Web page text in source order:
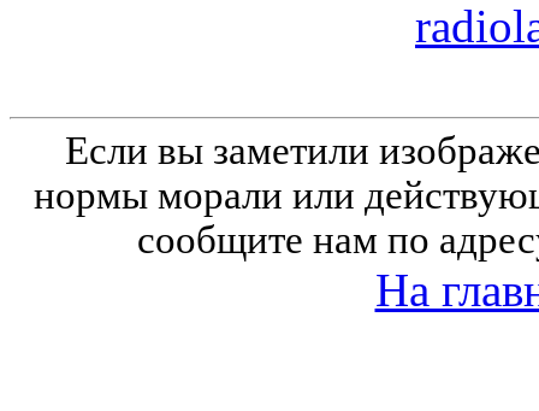
Если вы заметили
нормы морали или
сообщите нам по
На